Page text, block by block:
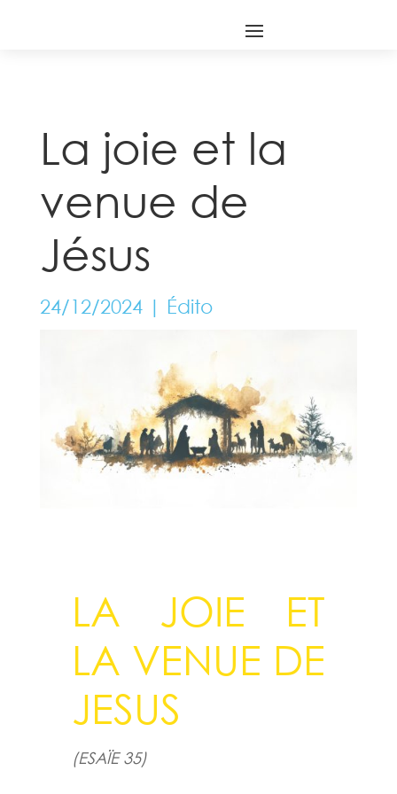
La joie et la
venue de
Jésus
24/12/2024| Édito
LA JOIE ET
LA VENUE DE
JESUS
(ESAÏE 35)